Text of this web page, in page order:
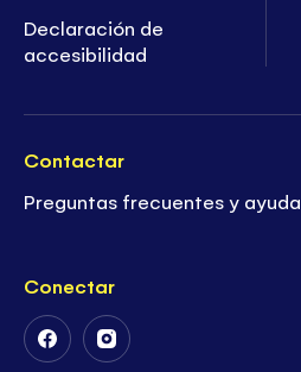
Declaración de
accesibilidad
Contactar
Preguntas frecuentes y ayuda
Conectar
FollowFollow